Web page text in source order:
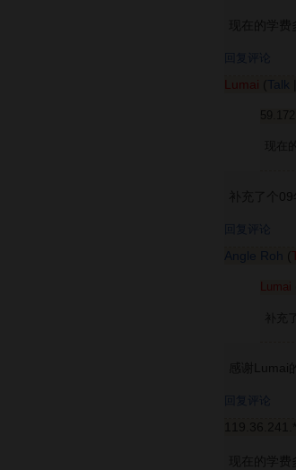
现在的学
回复评论
Lumai Talk
现在
补充了个
回复评论
Angle Roh
Lumai
补充
感谢Lumai
回复评论
现在的学